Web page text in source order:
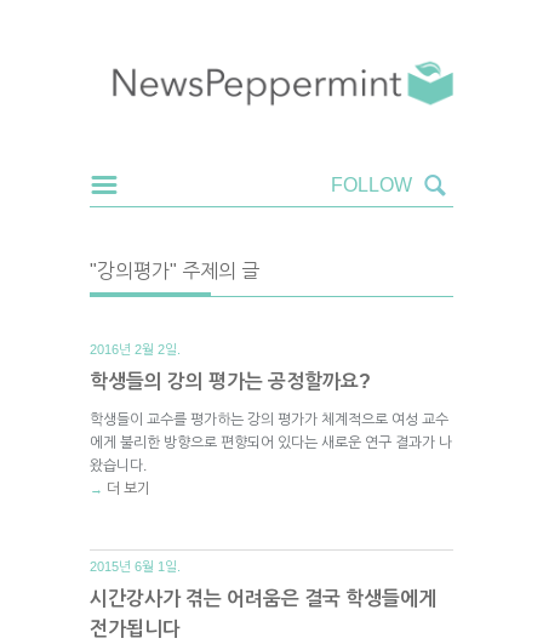
"강의평가" 주제의 글
2016년 2월 2일.
학생들의 강의 평가는 공정할까요?
학생들이 교수를 평가하는 강의 평가가 체계적으로 여성 교수
에게 불리한 방향으로 편향되어 있다는 새로운 연구 결과가 나
왔습니다.
→ 더 보기
2015년 6월 1일.
시간강사가 겪는 어려움은 결국 학생들에게
전가됩니다